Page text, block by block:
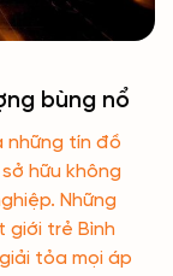
bùng nổ
những tín đồ
hữu không
Những
giới trẻ Bình
tỏa mọi áp